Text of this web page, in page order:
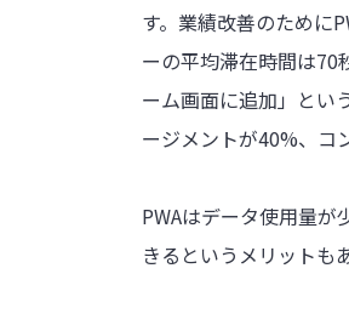
す。業績改善のために
ーの平均滞在時間は70
ーム画面に追加」とい
ージメントが40%、コ
PWAはデータ使用量
きるというメリットも